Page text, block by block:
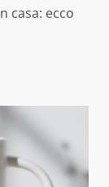
casa: ecco